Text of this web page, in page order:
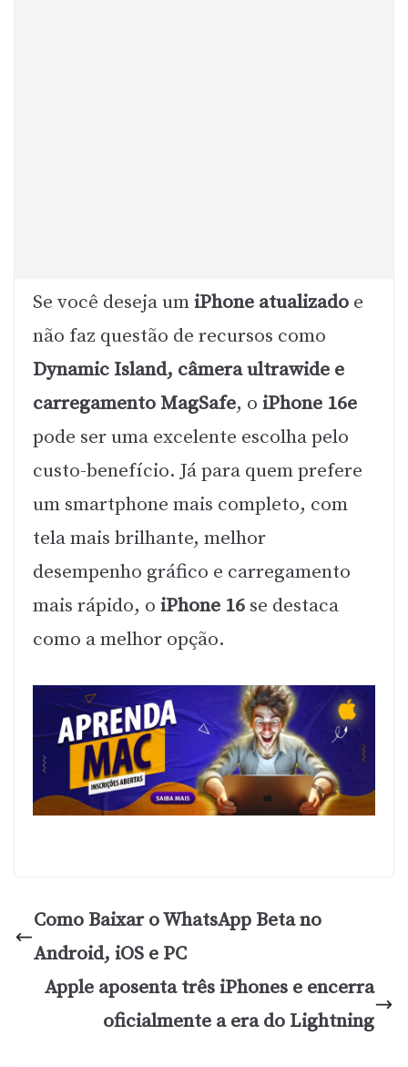
Se você deseja umiPhone atualizado e
não faz questão de recursos como
Dynamic Island, câmera ultrawide e
carregamento MagSafe, o iPhone 16e
pode ser uma excelente escolha pelo
custo-benefício. Já para quem prefere
um smartphone mais completo, com
tela mais brilhante, melhor
desempenho gráfico e carregamento
mais rápido, o iPhone 16 se destaca
como a melhor opção.
Como Baixar o WhatsApp Beta no
Android, iOS e PC
Apple aposenta três iPhones e encerra
oficialmente a era do Lightning